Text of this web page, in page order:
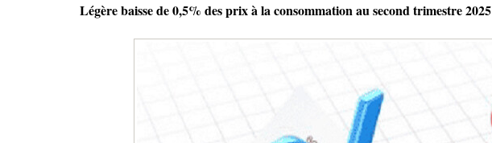
Légère baisse de 0,5% des prix à la consommation au second trimestre 2025